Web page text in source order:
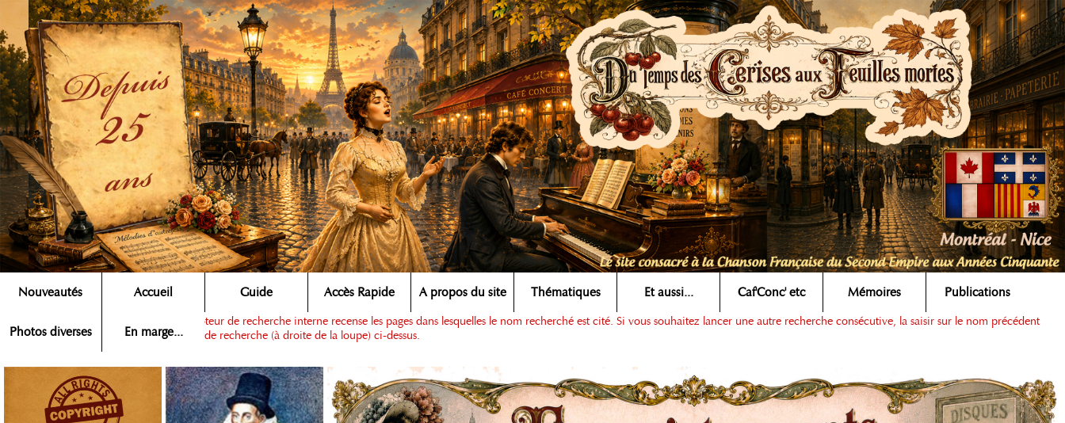
Nouveautés Accueil Guide Accès Rapide A propos du site Thématiques Et aussi... Caf'Conc' etc Mémoires Publications
Photos diverses En marge...
Rechercher ▶
ce moteur de recherche interne recense les pages dans lesquelles le nom recherché est cité. Si vous souhaitez lancer une autre recherche consécutive, la saisir sur le nom précédent
dans la zone de recherche (à droite de la loupe) ci-dessus.